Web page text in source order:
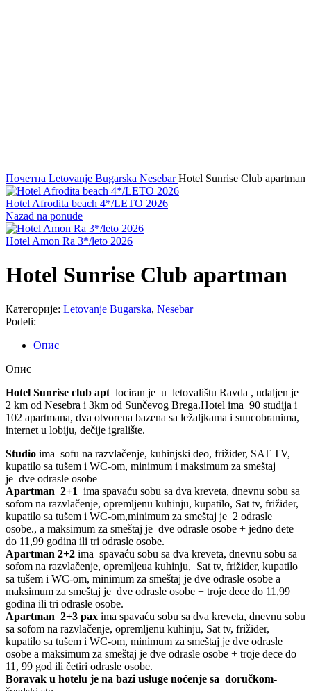
Почетна Letovanje Bugarska NesebarHotel Sunrise Club apartman
Hotel Afrodita beach 4*/LETO 2026
Nazad na ponude
Hotel Amon Ra 3*/leto 2026
Hotel Sunrise Club apartman
Категорије: Letovanje Bugarska, Nesebar
Podeli:
Опис
Опис
Hotel Sunrise club apt lociran je u letovalištu Ravda , udaljen je
2 km od Nesebra i 3km od Sunčevog Brega.Hotel ima 90 studija i
102 apartmana, dva otvorena bazena sa ležaljkama i suncobranima,
internet u lobiju, dečije igralište.
Studio ima sofu na razvlačenje, kuhinjski deo, frižider, SAT TV,
kupatilo sa tušem i WC-om, minimum i maksimum za smeštaj
je dve odrasle osobe
Apartman 2+1 ima spavaću sobu sa dva kreveta, dnevnu sobu sa
sofom na razvlačenje, opremljenu kuhinju, kupatilo, Sat tv, frižider,
kupatilo sa tušem i WC-om,minimum za smeštaj je 2 odrasle
osobe., a maksimum za smeštaj je dve odrasle osobe + jedno dete
do 11,99 godina ili tri odrasle osobe.
Apartman 2+2 ima spavaću sobu sa dva kreveta, dnevnu sobu sa
sofom na razvlačenje, opremljeua kuhinju, Sat tv, frižider, kupatilo
sa tušem i WC-om, minimum za smeštaj je dve odrasle osobe a
maksimum za smeštaj je dve odrasle osobe + troje dece do 11,99
godina ili tri odrasle osobe.
Apartman 2+3 pax ima spavaću sobu sa dva kreveta, dnevnu sobu
sa sofom na razvlačenje, opremljenu kuhinju, Sat tv, frižider,
kupatilo sa tušem i WC-om, minimum za smeštaj je dve odrasle
osobe a maksimum za smeštaj je dve odrasle osobe + troje dece do
11, 99 god ili četiri odrasle osobe.
Boravak u hotelu je na bazi usluge noćenje sa doručkom-